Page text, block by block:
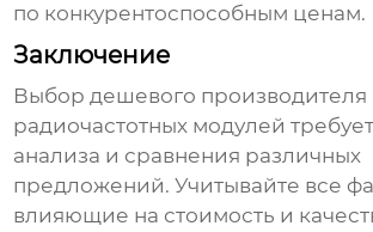
по конкурентоспособным ценам.
Заключение
Выбордешевого производителя
радиочастотных модулей
анализа и сравнения различных
предложений. Учитывайте все
влияющие на стоимость и